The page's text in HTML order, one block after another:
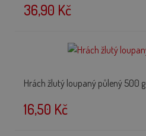
36,90 Kč
Hrách žlutý loupaný půlený 500 g
16,50 Kč